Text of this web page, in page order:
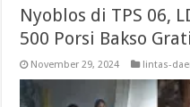
Nyoblos di TPS 06,
500 Porsi Bakso
November 29, 2024 lintas-